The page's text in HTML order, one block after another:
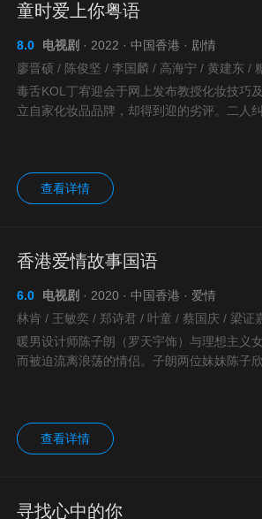
童时爱上你粤语
8.0 电视剧 · 2022 · 中国香港 · 剧情
毒舌KOL丁宥迎会于网上发布教授化妆技巧
立自家化妆品品牌，却得到迎的劣评。二人
查看详情
香港爱情故事国语
6.0 电视剧 · 2020 · 中国香港 · 爱情
暖男设计师陈子朗（罗天宇饰）与理想主义
而被迫流离浪荡的情侣。子朗两位妹妹陈子
查看详情
寻找心中的你